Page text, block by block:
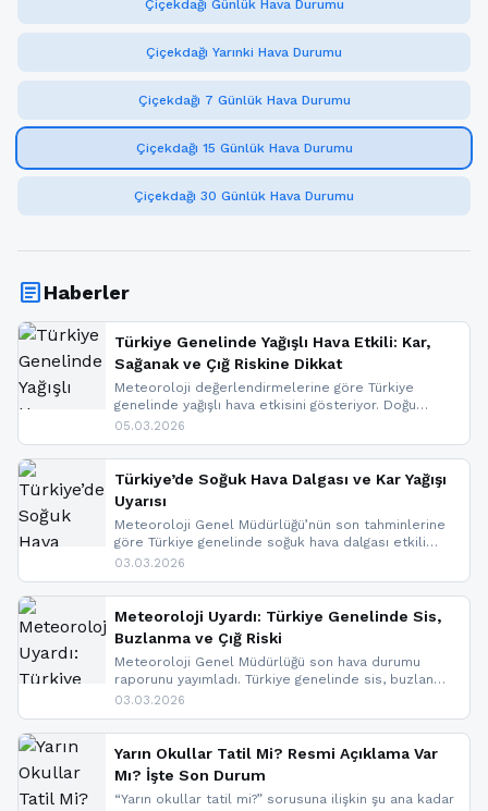
Çiçekdağı Günlük Hava Durumu
Çiçekdağı Yarınki Hava Durumu
Çiçekdağı 7 Günlük Hava Durumu
Çiçekdağı 15 Günlük Hava Durumu
Çiçekdağı 30 Günlük Hava Durumu
articleHaberler
Türkiye Genelinde Yağışlı Hava Etkili: Kar,
Sağanak ve Çığ Riskine Dikkat
Meteoroloji değerlendirmelerine göre Türkiye
genelinde yağışlı hava etkisini gösteriyor. Doğu
bölgelerinde kar yağışı beklenirken Marmara ve
ise çığ tehlikesi bulunuyor. İç kesimlerde sis ve pus
nedeniyle görüş mesafesinde azalma
yaşanabileceği belirtiliyor.
05.03.2026
Türkiye’de Soğuk Hava Dalgası ve Kar Yağışı
Uyarısı
Meteoroloji Genel Müdürlüğü’nün son tahminlerine
göre Türkiye genelinde soğuk hava dalgası etkili
oluyor. Birçok il için kar yağışı ve buzlanma uyarısı
03.03.2026
Meteoroloji Uyardı: Türkiye Genelinde Sis,
Buzlanma ve Çığ Riski
Meteoroloji Genel Müdürlüğü son hava durumu
raporunu yayımladı. Türkiye genelinde sis, buzlanma
ve don beklenirken Doğu Anadolu ve Doğu
yapıldı. İşte son dakika meteoroloji gelişmeleri.
03.03.2026
Yarın Okullar Tatil Mi? Resmi Açıklama Var
Mı? İşte Son Durum
“Yarın okullar tatil mi?” sorusuna ilişkin şu ana kadar